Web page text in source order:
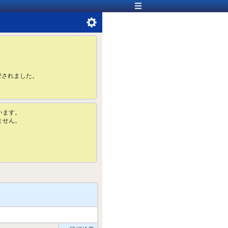
れました。
す。
ん。